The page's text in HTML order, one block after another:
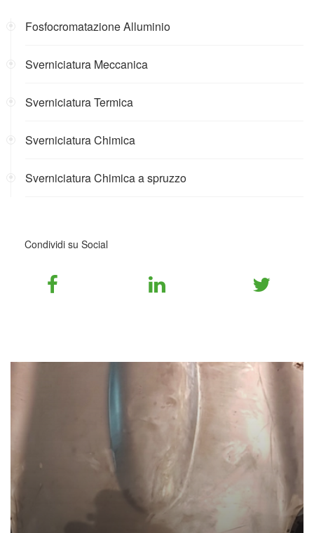
Fosfocromatazione Alluminio
Sverniciatura Meccanica
Sverniciatura Termica
Sverniciatura Chimica
Sverniciatura Chimica a spruzzo
Condividi su Social